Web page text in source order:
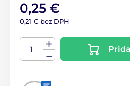
0,25 €
0,21 € bez DPH